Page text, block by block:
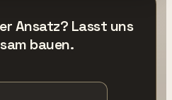
Ansatz? Lasst uns
bauen.